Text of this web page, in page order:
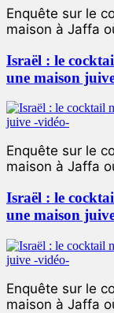
Enquête sur le
maison à Jaffa
Israël : le
une maison
Enquête sur le
maison à Jaffa
Israël : le
une maison
Enquête sur le
maison à Jaffa